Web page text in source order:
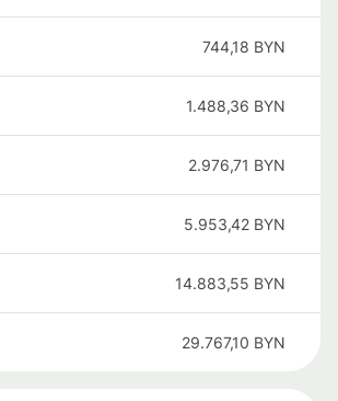
744,18 BYN
1.488,36 BYN
2.976,71 BYN
5.953,42 BYN
14.883,55 BYN
29.767,10 BYN